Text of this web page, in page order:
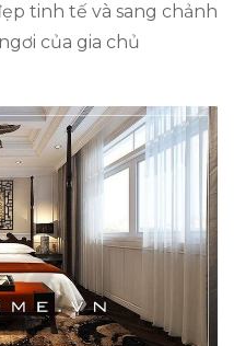
tinh tế và sang chảnh
của gia chủ